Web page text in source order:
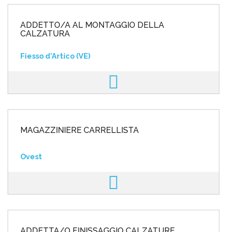
ADDETTO/A AL MONTAGGIO DELLA
CALZATURA
Fiesso d'Artico (VE)
MAGAZZINIERE CARRELLISTA
Ovest